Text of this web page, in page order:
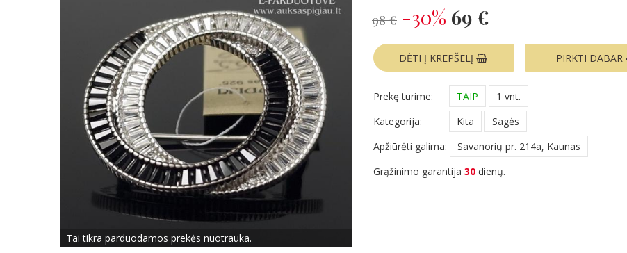
Tai tikra parduodamos prekės nuotrauka.
98 € -30% 69 €
DĖTI Į KREPŠELĮ PIRKTI DABAR
Prekę turime: TAIP
1 vnt.
Kategorija:
Kita
Sagės
Apžiūrėti galima:
Savanorių pr. 214a, Kaunas
Grąžinimo garantija 30 dienų.